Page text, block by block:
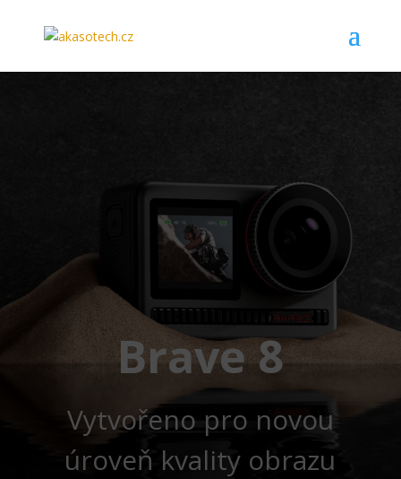
Brave 8
Vytvořeno pro novou
úroveň kvality obrazu